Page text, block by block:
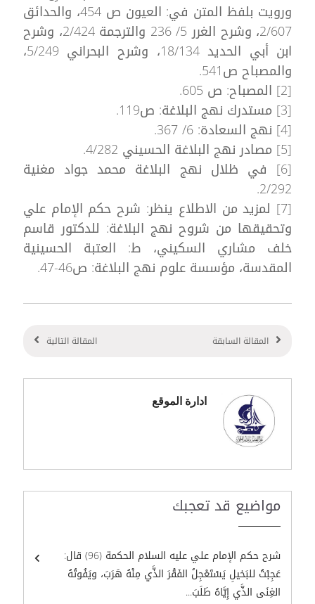
ورويت بلفظ المتن في: العيون ص 454، والحدائق
2/607، وشرح الغرر 5/ 236 والترجمة 2/424، وشرح
ابن أبي الحديد 18/134، وشرح البحراني 5/249،
والمصباح ص541.
[2] المصباح: ص 605.
[3] مستدرك نهج البلاغة: ص119.
[4] نهج السعادة: 6/ 367.
[5] مصادر نهج البلاغة الحسيني 4/282.
[6] في ظلال نهج البلاغة محمد جواد مغنية
2/292.
[7] لمزيد من الاطلاع ينظر: شرح حكم الإمام علي
وتحقيقها من شروح نهج البلاغة: للدكتور قاسم
خلف مشاري السكيني، ط: العتبة الحسينية
المقدسة، مؤسسة علوم نهج البلاغة: ص46-47.
المقالة السابقة المقالة التالية
ادارة الموقع
مواضيع قد تعجبك
شرح حكم الإمام علي عليه السلام الحكمة (96) قال:
عَجِبْتُ للبَخيلِ يَسْتَعْجِلُ الفَقْرَ الذَّي مِنْهُ هَرَبَ، ويَفُوتُهُ
الغِنَى الذَّي إِيَّاهُ طَلَبَ...